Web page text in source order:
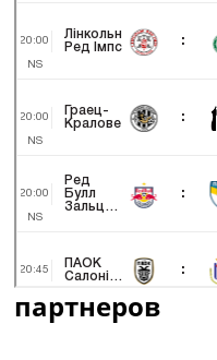
партнеров